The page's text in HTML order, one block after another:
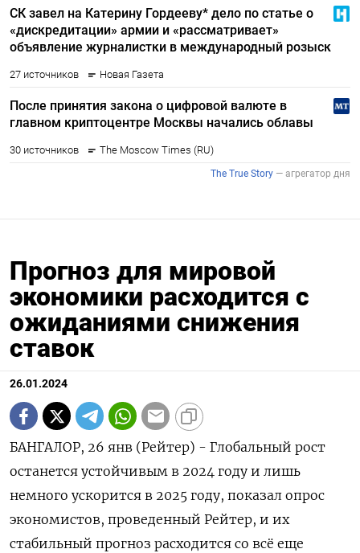
Прогноз для мировой
экономики расходится с
ожиданиями снижения
ставок
26.01.2024
БАНГАЛОР, 26 янв (Рейтер) - Глобальный рост
останется устойчивым в 2024 году и лишь
немного ускорится в 2025 году, показал опрос
экономистов, проведенный Рейтер, и их
стабильный прогноз расходится со всё еще